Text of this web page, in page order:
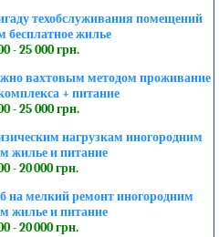
техобслуживания помещений
бесплатное жилье
- 25 000 грн.
вахтовым методом проживание
+ питание
- 25 000 грн.
нагрузкам иногородним
жилье и питание
- 20 000 грн.
на мелкий ремонт иногородним
жилье и питание
- 20 000 грн.